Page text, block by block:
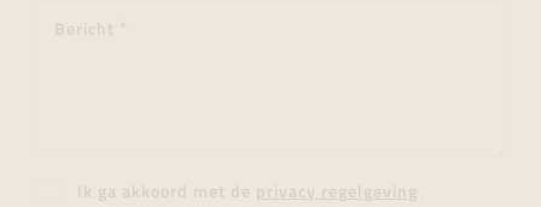
Ik ga akkoord met de privacy regelgeving